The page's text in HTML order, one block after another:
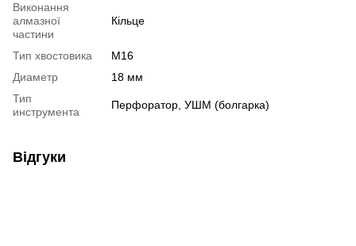
Виконання
алмазної
частини
Кільце
Тип хвостовика
М16
Диаметр
18 мм
Тип
инструмента
Перфоратор, УШМ (болгарка)
Відгуки